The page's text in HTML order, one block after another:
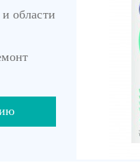
области